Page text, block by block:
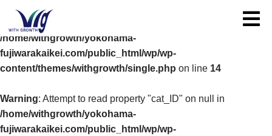
Warning: Undefined array key 0 in
/home/withgrowth/yokohama-
fujiwarakaikei.com/public_html/wp/wp-
content/themes/withgrowth/single.php on line 14
Warning: Attempt to read property "cat_ID" on null in
/home/withgrowth/yokohama-
fujiwarakaikei.com/public_html/wp/wp-